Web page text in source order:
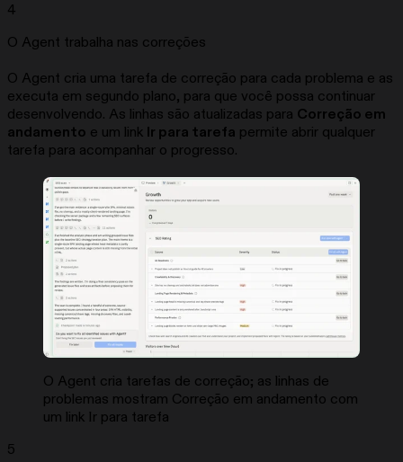
4
O Agent trabalha nas correções
O Agent cria uma tarefa de correção para cada problema e as
executa em segundo plano, para que você possa continuar
desenvolvendo. As linhas são atualizadas para Correção em
andamento e um link Ir para tarefa permite abrir qualquer
tarefa para acompanhar o progresso.
O Agent cria tarefas de correção; as linhas de
problemas mostram Correção em andamento com
um link Ir para tarefa
5